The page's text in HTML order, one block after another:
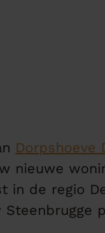
Dorpshoeve
nieuwe
in de regio